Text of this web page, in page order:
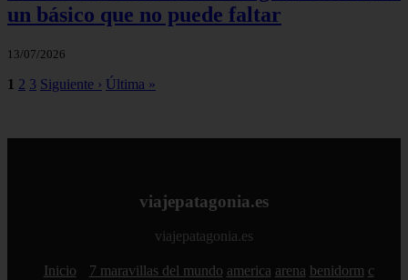
un básico que no puede faltar
13/07/2026
1 2 3 Siguiente › Última »
viajepatagonia.es
viajepatagonia.es
Inicio 7 maravillas del mundo america arena benidorm c